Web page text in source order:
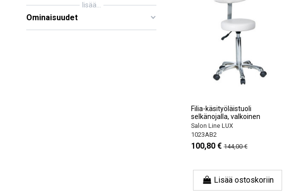
Filia-käsityöläistuoli
selkänojalla, valkoinen
Salon Line LUX
1023AB2
100,80 € 144,00 €
Lisää ostoskoriin
lisää...
Ominaisuudet